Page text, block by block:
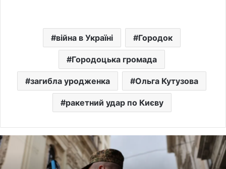
війна в Україні Городок
Городоцька громада
загибла уродженка Ольга Кутузова
ракетний удар по Києву